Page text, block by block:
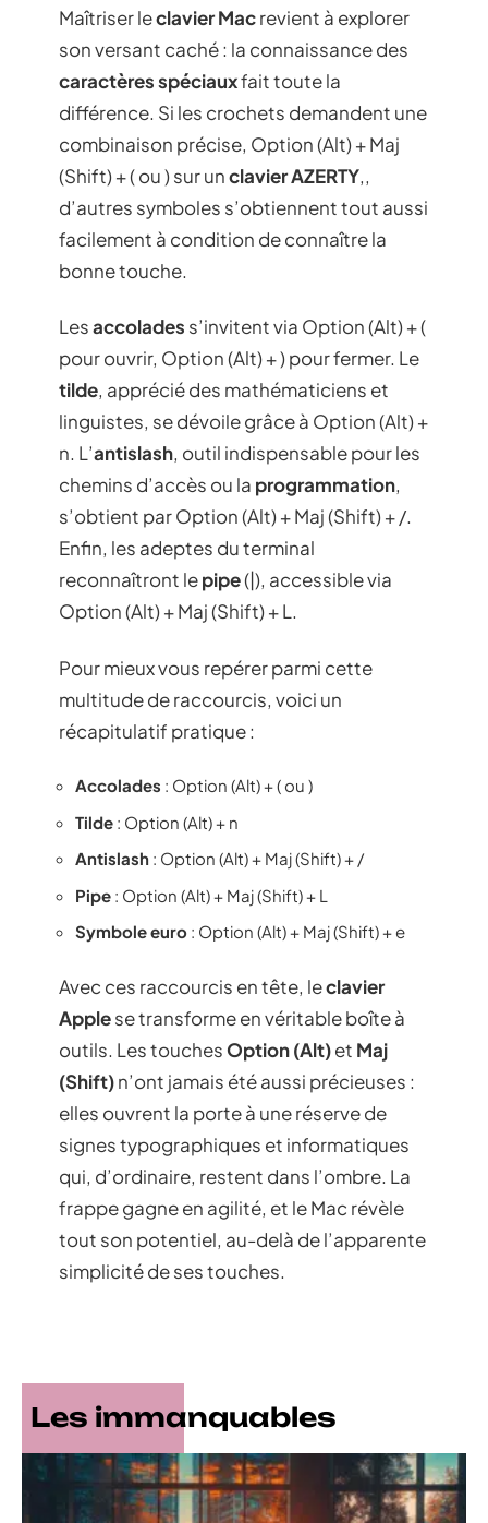
Maîtriser leclavier Macrevient à explorer
son versant caché : la connaissance des
caractères spéciauxfait toute la
différence. Si les crochets demandent une
combinaison précise, Option (Alt) + Maj
(Shift) + ( ou ) sur unclavier AZERTY,,
d’autres symboles s’obtiennent tout aussi
facilement à condition de connaître la
bonne touche.
Lesaccolades s’invitent via Option (Alt) + (
pour ouvrir, Option (Alt) + ) pour fermer. Le
tilde, apprécié des mathématiciens et
linguistes, se dévoile grâce à Option (Alt) +
n. L’antislash, outil indispensable pour les
chemins d’accès ou la programmation,
s’obtient par Option (Alt) + Maj (Shift) + /.
Enfin, les adeptes du terminal
reconnaîtront lepipe(|), accessible via
Option (Alt) + Maj (Shift) + L.
Pour mieux vous repérer parmi cette
multitude de raccourcis, voici un
récapitulatif pratique :
Accolades : Option (Alt) + ( ou )
Tilde : Option (Alt) + n
Antislash : Option (Alt) + Maj (Shift) + /
Pipe : Option (Alt) + Maj (Shift) + L
Symbole euro : Option (Alt) + Maj (Shift) + e
Avec ces raccourcis en tête, leclavier
Applese transforme en véritable boîte à
outils. Les touchesOption (Alt)et Maj
(Shift)n’ont jamais été aussi précieuses :
elles ouvrent la porte à une réserve de
signes typographiques et informatiques
qui, d’ordinaire, restent dans l’ombre. La
frappe gagne en agilité, et le Mac révèle
tout son potentiel, au-delà de l’apparente
simplicité de ses touches.
Les immanquables